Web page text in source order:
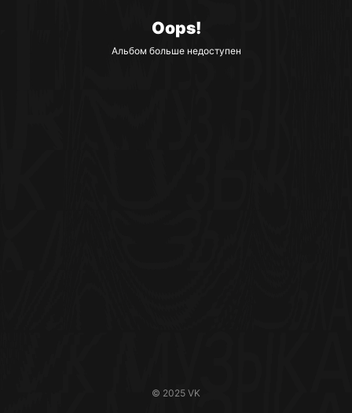
Oops!
Альбом больше недоступен
© 2025 VK